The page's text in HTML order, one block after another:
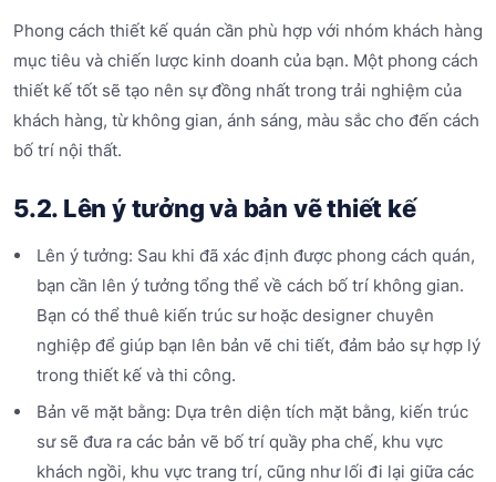
Phong cách thiết kế quán cần phù hợp với nhóm khách hàng
mục tiêu và chiến lược kinh doanh của bạn. Một phong cách
thiết kế tốt sẽ tạo nên sự đồng nhất trong trải nghiệm của
khách hàng, từ không gian, ánh sáng, màu sắc cho đến cách
bố trí nội thất.
5.2. Lên ý tưởng và bản vẽ thiết kế
Lên ý tưởng: Sau khi đã xác định được phong cách quán,
bạn cần lên ý tưởng tổng thể về cách bố trí không gian.
Bạn có thể thuê kiến trúc sư hoặc designer chuyên
nghiệp để giúp bạn lên bản vẽ chi tiết, đảm bảo sự hợp lý
trong thiết kế và thi công.
Bản vẽ mặt bằng: Dựa trên diện tích mặt bằng, kiến trúc
sư sẽ đưa ra các bản vẽ bố trí quầy pha chế, khu vực
khách ngồi, khu vực trang trí, cũng như lối đi lại giữa các